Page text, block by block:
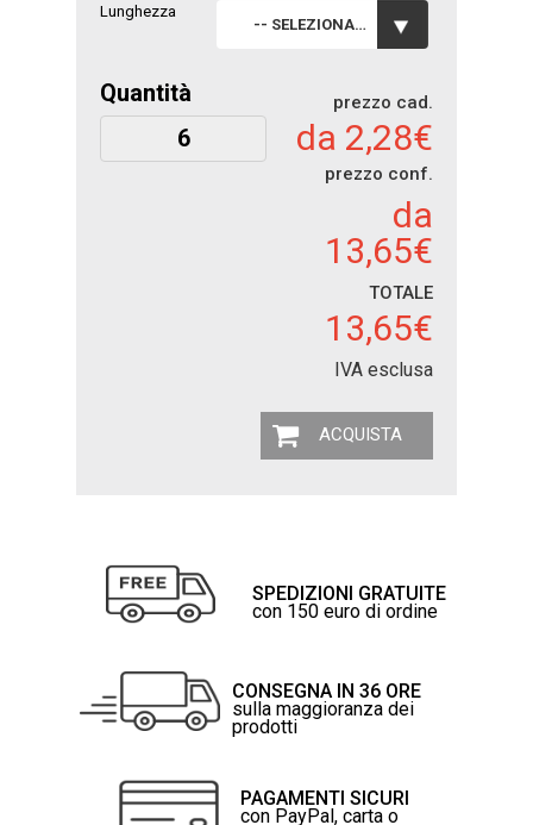
Lunghezza
-- SELEZIONA --
Quantità prezzo cad.
da 2,28€
prezzo conf.
da
13,65€
TOTALE
13,65€
IVA esclusa
ACQUISTA
SPEDIZIONI GRATUITE
con 150 euro di ordine
CONSEGNA IN 36 ORE
sulla maggioranza dei
prodotti
PAGAMENTI SICURI
con PayPal, carta o